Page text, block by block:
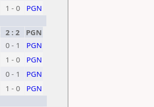
1 - 0
PGN
2 : 2
PGN
0 - 1
PGN
1 - 0
PGN
0 - 1
PGN
1 - 0
PGN